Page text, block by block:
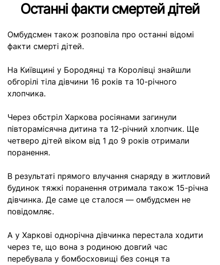
Останні факти смертей дітей
Омбудсмен також розповіла про останні відомі
факти смерті дітей.
На Київщині у Бородянці та Королівці знайшли
обгорілі тіла дівчини 16 років та 10-річного
хлопчика.
Через обстріл Харкова росіянами загинули
півторамісячна дитина та 12-річний хлопчик. Ще
четверо дітей віком від 1 до 9 років отримали
поранення.
В результаті прямого влучання снаряду в житловий
будинок тяжкі поранення отримала також 15-річна
дівчинка. Де саме це сталося — омбудсмен не
повідомляє.
А у Харкові однорічна дівчинка перестала ходити
через те, що вона з родиною довгий час
перебувала у бомбосховищі без сонця та